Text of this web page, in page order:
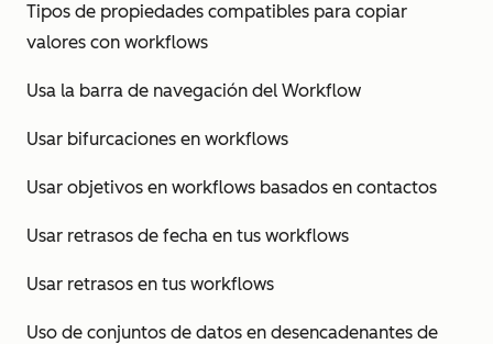
Tipos de propiedades compatibles para copiar
valores con workflows
Usa la barra de navegación del Workflow
Usar bifurcaciones en workflows
Usar objetivos en workflows basados en contactos
Usar retrasos de fecha en tus workflows
Usar retrasos en tus workflows
Uso de conjuntos de datos en desencadenantes de